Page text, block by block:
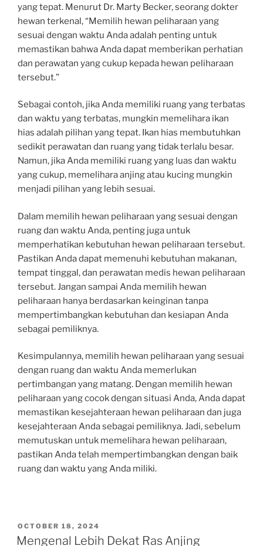
yang tepat. Menurut Dr. Marty Becker, seorang dokter
hewan terkenal, “Memilih hewan peliharaan yang
sesuai dengan waktu Anda adalah penting untuk
memastikan bahwa Anda dapat memberikan perhatian
dan perawatan yang cukup kepada hewan peliharaan
tersebut.”
Sebagai contoh, jika Anda memiliki ruang yang terbatas
dan waktu yang terbatas, mungkin memelihara ikan
hias adalah pilihan yang tepat. Ikan hias membutuhkan
sedikit perawatan dan ruang yang tidak terlalu besar.
Namun, jika Anda memiliki ruang yang luas dan waktu
yang cukup, memelihara anjing atau kucing mungkin
menjadi pilihan yang lebih sesuai.
Dalam memilih hewan peliharaan yang sesuai dengan
ruang dan waktu Anda, penting juga untuk
memperhatikan kebutuhan hewan peliharaan tersebut.
Pastikan Anda dapat memenuhi kebutuhan makanan,
tempat tinggal, dan perawatan medis hewan peliharaan
tersebut. Jangan sampai Anda memilih hewan
peliharaan hanya berdasarkan keinginan tanpa
mempertimbangkan kebutuhan dan kesiapan Anda
sebagai pemiliknya.
Kesimpulannya, memilih hewan peliharaan yang sesuai
dengan ruang dan waktu Anda memerlukan
pertimbangan yang matang. Dengan memilih hewan
peliharaan yang cocok dengan situasi Anda, Anda dapat
memastikan kesejahteraan hewan peliharaan dan juga
kesejahteraan Anda sebagai pemiliknya. Jadi, sebelum
memutuskan untuk memelihara hewan peliharaan,
pastikan Anda telah mempertimbangkan dengan baik
ruang dan waktu yang Anda miliki.
POSTED
ON
OCTOBER 18, 2024
Mengenal Lebih Dekat Ras Anjing